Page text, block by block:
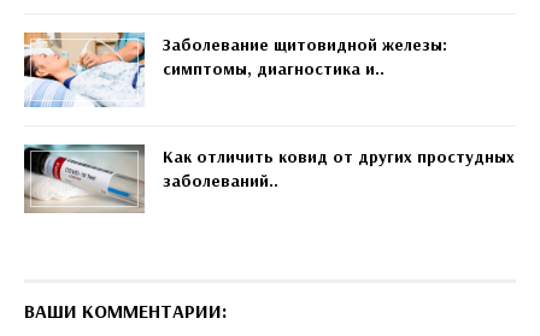
Заболевание щитовидной железы:
симптомы, диагностика и..
Как отличить ковид от других простудных
заболеваний..
ВАШИ КОММЕНТАРИИ: